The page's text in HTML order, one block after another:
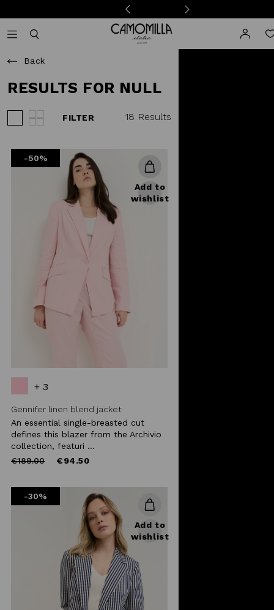
Camomilla Italia®
Back
RESULTS FOR NULL
FILTER 18 Results
-50%
Add to
wishlist
+ 3
Gennifer linen blend jacket
An essential single-breasted cut
defines this blazer from the Archivio
collection, featuri ...
Price
€189.00to €94.50
-30%
Add to
wishlist